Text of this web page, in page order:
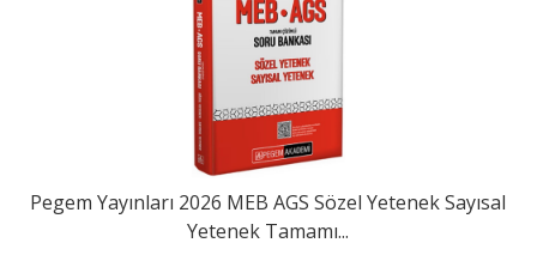
Pegem Yayınları 2026 MEB AGS Sözel Yetenek Sayısal
Yetenek Tamamı...